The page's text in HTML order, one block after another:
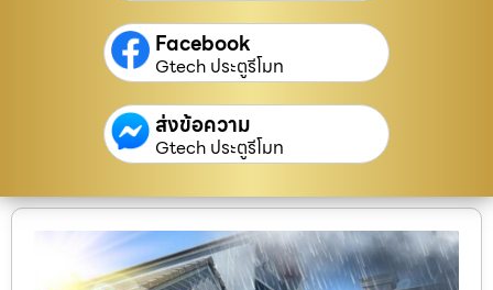
Facebook
Gtech ประตูรีโมท
ส่งข้อความ
Gtech ประตูรีโมท